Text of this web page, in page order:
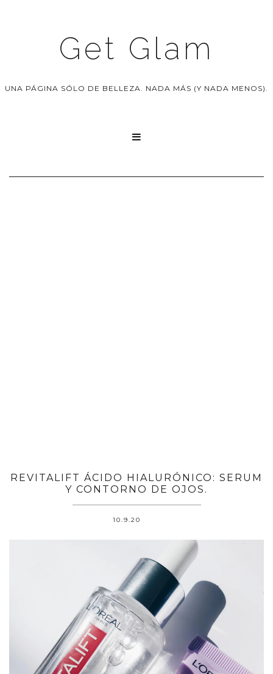
Get Glam
UNA PÁGINA SÓLO DE BELLEZA. NADA MÁS (Y NADA MENOS).

REVITALIFT ÁCIDO HIALURÓNICO: SERUM
Y CONTORNO DE OJOS.
10.9.20